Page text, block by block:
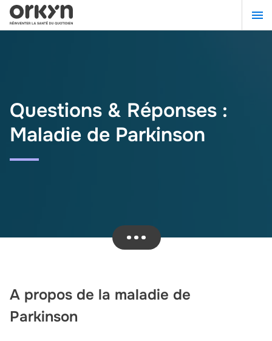
Aller
au
Questions & Réponses :
Maladie de Parkinson
A propos de la maladie de
Parkinson